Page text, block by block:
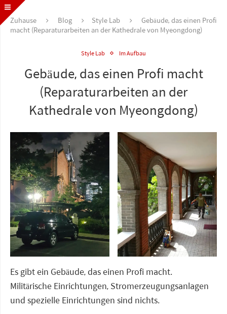
Zuhause Blog Style Lab
Gebäude, das einen Profi
macht (Reparaturarbeiten an der Kathedrale von Myeongdong)
Style Lab Im Aufbau
Gebäude, das einen Profi macht
(Reparaturarbeiten an der
Kathedrale von Myeongdong)
Es gibt ein Gebäude, das einen Profi macht.
Militärische Einrichtungen, Stromerzeugungsanlagen
und spezielle Einrichtungen sind nichts.